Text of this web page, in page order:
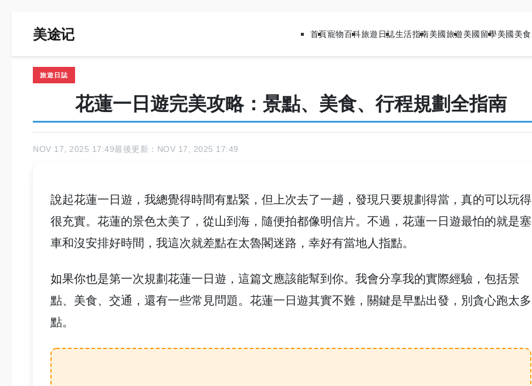
美途记 首頁寵物百科旅遊日誌生活指南美國旅遊美國留學美國美食
旅遊日誌
花蓮一日遊完美攻略：景點、美食、行程規劃全指南
NOV 17, 2025 17:49最後更新：NOV 17, 2025 17:49
說起花蓮一日遊，我總覺得時間有點緊，但上次去了一趟，發現只要規劃得當，真的可以玩得
很充實。花蓮的景色太美了，從山到海，隨便拍都像明信片。不過，花蓮一日遊最怕的就是塞
車和沒安排好時間，我這次就差點在太魯閣迷路，幸好有當地人指點。
如果你也是第一次規劃花蓮一日遊，這篇文應該能幫到你。我會分享我的實際經驗，包括景
點、美食、交通，還有一些常見問題。花蓮一日遊其實不難，關鍵是早點出發，別貪心跑太多
點。